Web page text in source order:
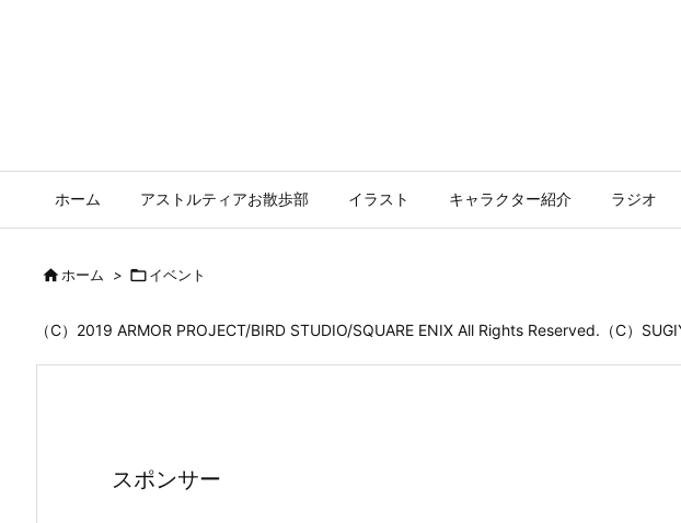
ホーム アストルティアお散歩部 イラスト キャラクター紹介 ラジオ
ホーム > イベント
（C）2019 ARMOR PROJECT/BIRD STUDIO/SQUARE ENIX All Rights Reserved.（C）
スポンサー